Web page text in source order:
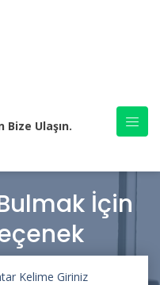
Bize Ulaşın.
İçin
Kelime Giriniz